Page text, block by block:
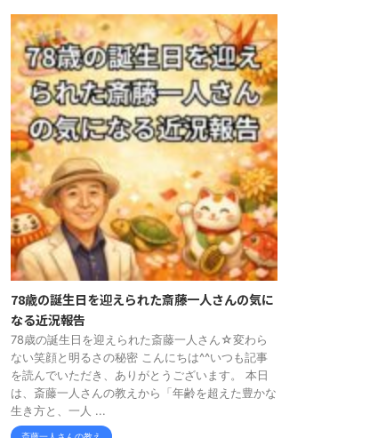
78歳の誕生日を迎えられた斎藤一人さんの気に
なる近況報告
78歳の誕生日を迎えられた斎藤一人さん☆変わら
ない笑顔と明るさの秘密 こんにちは^^いつも記事
を読んでいただき、ありがとうございます。 本日
は、斎藤一人さんの教えから「年齢を超えた豊かな
生き方と、一人 ...